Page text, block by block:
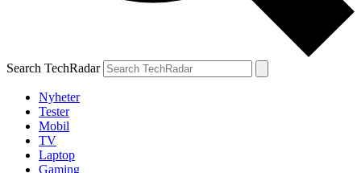
Search TechRadar
Nyheter
Tester
Mobil
TV
Laptop
Gaming